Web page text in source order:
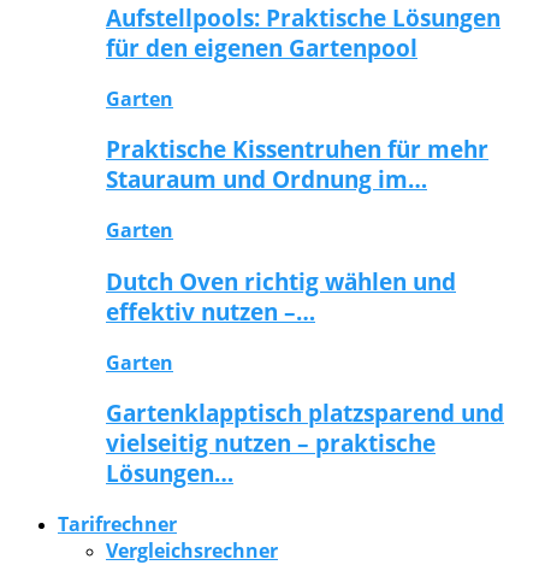
Aufstellpools: Praktische Lösungen
für den eigenen Gartenpool
Garten
Praktische Kissentruhen für mehr
Stauraum und Ordnung im…
Garten
Dutch Oven richtig wählen und
effektiv nutzen –…
Garten
Gartenklapptisch platzsparend und
vielseitig nutzen – praktische
Lösungen…
Tarifrechner
Vergleichsrechner